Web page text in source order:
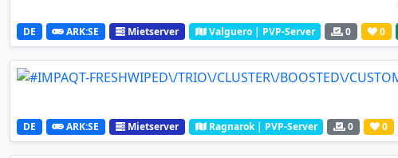
DE ARK:SE Mietserver Valguero | PVP-Server 0 0
DE ARK:SE Mietserver Ragnarok | PVP-Server 0 0